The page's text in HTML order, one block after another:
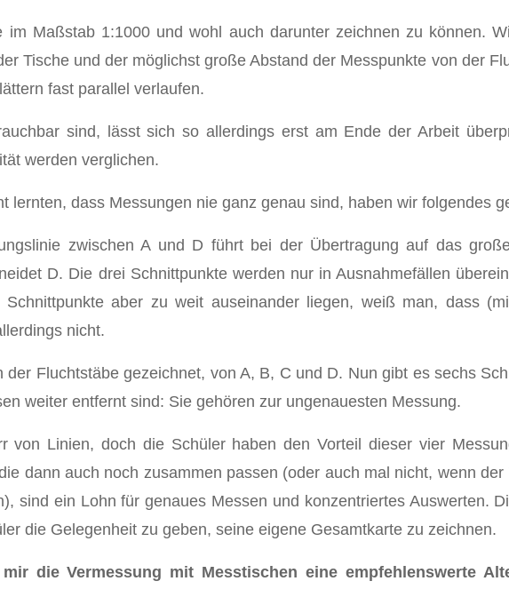
Maßstab 1:1000 und wohl auch darunter zeichnen zu können.
Tische und der möglichst große Abstand der Messpunkte von der
fast parallel verlaufen.
sind, lässt sich so allerdings erst am Ende der Arbeit
werden verglichen.
dass Messungen nie ganz genau sind, haben wir folgendes
zwischen A und D führt bei der Übertragung auf das
D. Die drei Schnittpunkte werden nur in Ausnahmefällen
aber zu weit auseinander liegen, weiß man, dass
nicht.
Fluchtstäbe gezeichnet, von A, B, C und D. Nun gibt es sechs
weiter entfernt sind: Sie gehören zur ungenauesten Messung.
Linien, doch die Schüler haben den Vorteil dieser vier
dann auch noch zusammen passen (oder auch mal nicht, wenn der
sind ein Lohn für genaues Messen und konzentriertes Auswerten.
die Gelegenheit zu geben, seine eigene Gesamtkarte zu zeichnen.
die Vermessung mit Messtischen eine empfehlenswerte